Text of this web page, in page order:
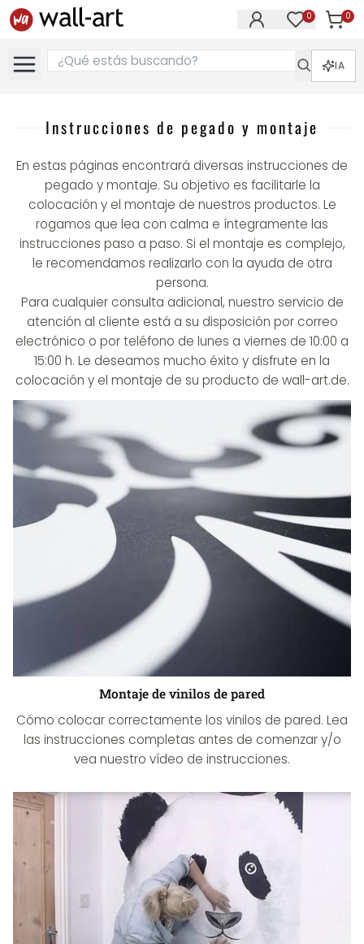
0 0
IA
Instrucciones de pegado y montaje
En estas páginas encontrará diversas instrucciones de
pegado y montaje. Su objetivo es facilitarle la
colocación y el montaje de nuestros productos. Le
rogamos que lea con calma e íntegramente las
instrucciones paso a paso. Si el montaje es complejo,
le recomendamos realizarlo con la ayuda de otra
persona.
Para cualquier consulta adicional, nuestro servicio de
atención al cliente está a su disposición por correo
electrónico o por teléfono de lunes a viernes de 10:00 a
15:00 h. Le deseamos mucho éxito y disfrute en la
colocación y el montaje de su producto de wall-art.de.
Montaje de vinilos de pared
Cómo colocar correctamente los vinilos de pared. Lea
las instrucciones completas antes de comenzar y/o
vea nuestro vídeo de instrucciones.